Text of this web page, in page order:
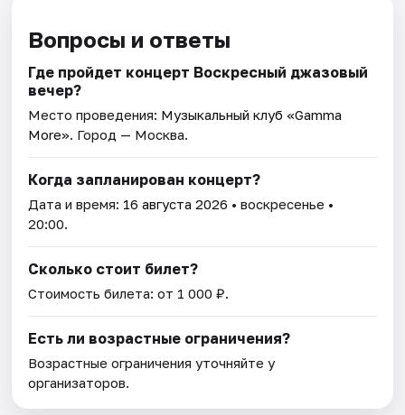
Вопросы и ответы
Где пройдет концерт Воскресный джазовый
вечер?
Место проведения: Музыкальный клуб «Gamma
More». Город — Москва.
Когда запланирован концерт?
Дата и время: 16 августа 2026 • воскресенье •
20:00.
Сколько стоит билет?
Стоимость билета: от 1 000 ₽.
Есть ли возрастные ограничения?
Возрастные ограничения уточняйте у
организаторов.